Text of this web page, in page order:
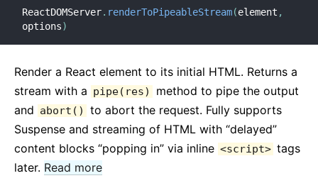
ReactDOMServer. renderToPipeableStream(element ,
options)
Render a React element to its initial HTML. Returns a
stream with a pipe(res)
method to pipe the output
and abort()
to abort the request. Fully supports
Suspense and streaming of HTML with “delayed”
content blocks “popping in” via inline <script> tags
later. Read more
Tesztelői segédeszközök
Tesztrenderelő
JS környezeti követelmények
Szójegyzék
HORGOK
1. Horgok bemutatása
2. Horgok egy pillantásra
3. Állapot Horog használata